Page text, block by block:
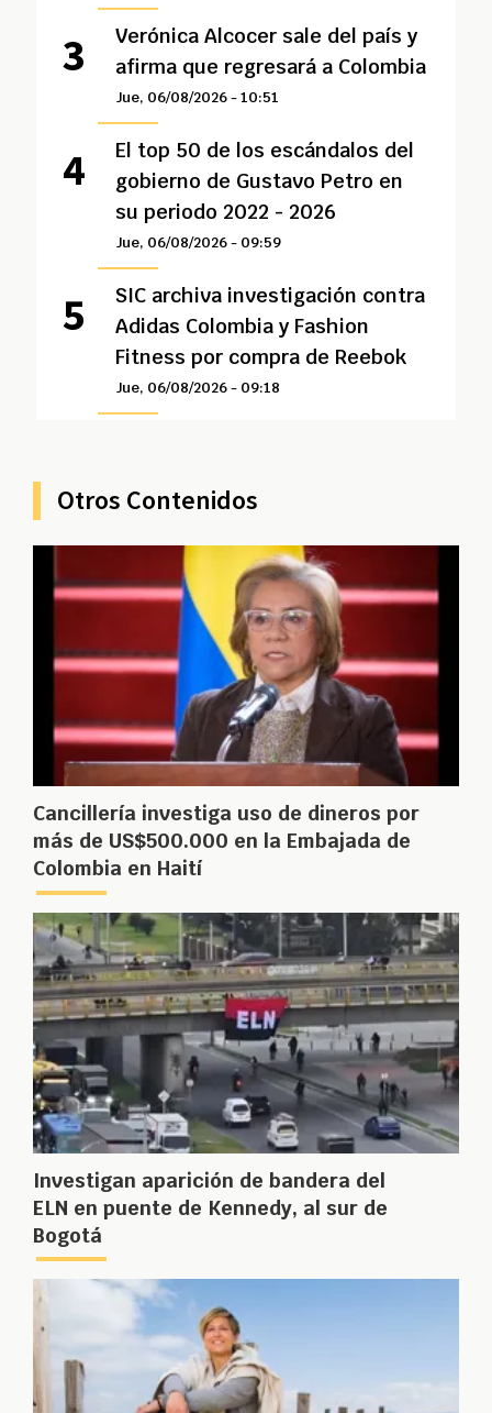
Verónica Alcocer sale del país y
afirma que regresará a Colombia
Jue, 06/08/2026 - 10:51
El top 50 de los escándalos del
gobierno de Gustavo Petro en
su periodo 2022 - 2026
Jue, 06/08/2026 - 09:59
SIC archiva investigación contra
Adidas Colombia y Fashion
Fitness por compra de Reebok
Jue, 06/08/2026 - 09:18
Otros Contenidos
Cancillería investiga uso de dineros por
más de US$500.000 en la Embajada de
Colombia en Haití
Investigan aparición de bandera del
ELN en puente de Kennedy, al sur de
Bogotá